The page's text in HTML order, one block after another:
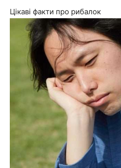
Цікаві факти про рибалок